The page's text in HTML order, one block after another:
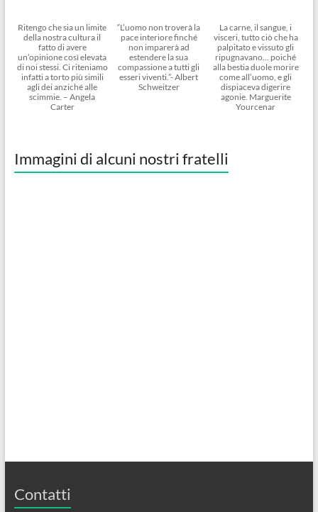
Ritengo che sia un limite
della nostra cultura il
fatto di avere
un’opinione così elevata
di noi stessi. Ci riteniamo
infatti a torto più simili
agli dei anziché alle
scimmie. – Angela
Carter
“L’uomo non troverà la
pace interiore finché
non imparerà ad
estendere la sua
compassione a tutti gli
esseri viventi.”- Albert
Schweitzer
La carne, il sangue, i
visceri, tutto ciò che ha
palpitato e vissuto gli
ripugnavano… poiché
alla bestia duole morire
come all’uomo, e gli
dispiaceva digerire
agonie. Marguerite
Yourcenar
Immagini di alcuni nostri fratelli
Contatti